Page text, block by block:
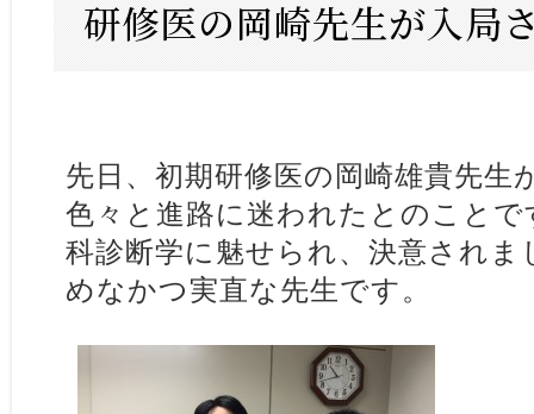
研修医の岡崎先生が入局
先日、初期研修医の岡崎雄貴先生
色々と進路に迷われたとのこと
科診断学に魅せられ、決意され
めなかつ実直な先生です。